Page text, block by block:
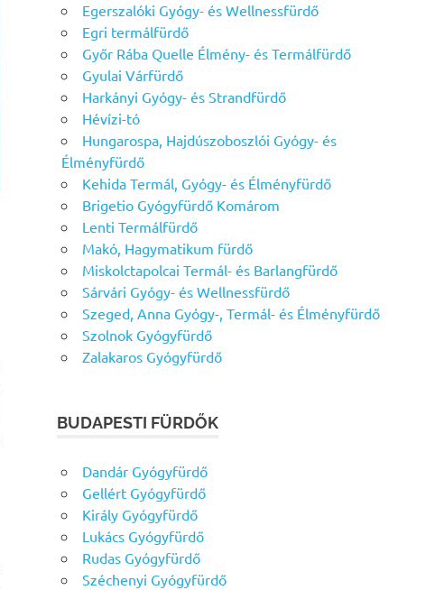
Egerszalóki Gyógy- és Wellnessfürdő
Egri termálfürdő
Győr Rába Quelle Élmény- és Termálfürdő
Gyulai Várfürdő
Harkányi Gyógy- és Strandfürdő
Hévízi-tó
Hungarospa, Hajdúszoboszlói Gyógy- és
Élményfürdő
Kehida Termál, Gyógy- és Élményfürdő
Brigetio Gyógyfürdő Komárom
Lenti Termálfürdő
Makó, Hagymatikum fürdő
Miskolctapolcai Termál- és Barlangfürdő
Sárvári Gyógy- és Wellnessfürdő
Szeged, Anna Gyógy-, Termál- és Élményfürdő
Szolnok Gyógyfürdő
Zalakaros Gyógyfürdő
BUDAPESTI FÜRDŐK
Dandár Gyógyfürdő
Gellért Gyógyfürdő
Király Gyógyfürdő
Lukács Gyógyfürdő
Rudas Gyógyfürdő
Széchenyi Gyógyfürdő